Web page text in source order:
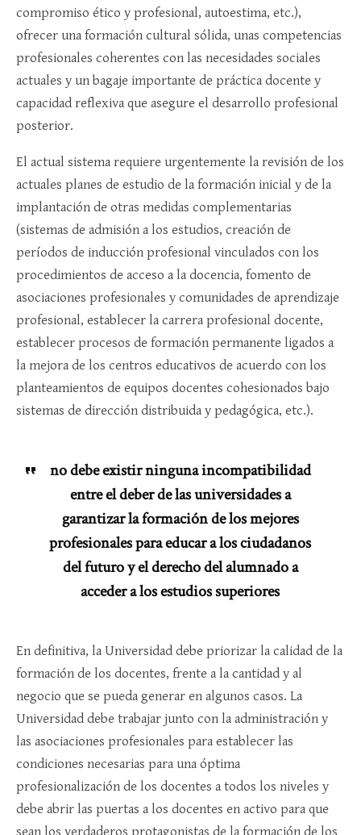
compromiso ético y profesional, autoestima, etc.),
ofrecer una formación cultural sólida, unas competencias
profesionales coherentes con las necesidades sociales
actuales y un bagaje importante de práctica docente y
capacidad reflexiva que asegure el desarrollo profesional
posterior.
El actual sistema requiere urgentemente la revisión de los
actuales planes de estudio de la formación inicial y de la
implantación de otras medidas complementarias
(sistemas de admisión a los estudios, creación de
períodos de inducción profesional vinculados con los
procedimientos de acceso a la docencia, fomento de
asociaciones profesionales y comunidades de aprendizaje
profesional, establecer la carrera profesional docente,
establecer procesos de formación permanente ligados a
la mejora de los centros educativos de acuerdo con los
planteamientos de equipos docentes cohesionados bajo
sistemas de dirección distribuida y pedagógica, etc.).
no debe existir ninguna incompatibilidad
entre el deber de las universidades a
garantizar la formación de los mejores
profesionales para educar a los ciudadanos
del futuro y el derecho del alumnado a
acceder a los estudios superiores
En definitiva, la Universidad debe priorizar la calidad de la
formación de los docentes, frente a la cantidad y al
negocio que se pueda generar en algunos casos. La
Universidad debe trabajar junto con la administración y
las asociaciones profesionales para establecer las
condiciones necesarias para una óptima
profesionalización de los docentes a todos los niveles y
debe abrir las puertas a los docentes en activo para que